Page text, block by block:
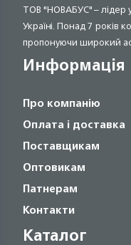
ТОВ "НОВАБУС" – лідер
Україні. Понад 7 років
пропонуючи широкий
Информація
Про компанію
Оплата і доставка
Поставщикам
Оптовикам
Патнерам
Контакти
Каталог